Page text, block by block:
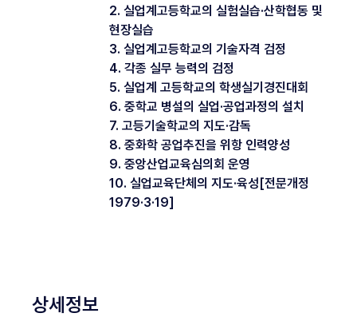
2. 실업계고등학교의 실험실습·산학협동 및
현장실습
3. 실업계고등학교의 기술자격 검정
4. 각종 실무 능력의 검정
5. 실업계 고등학교의 학생실기경진대회
6. 중학교 병설의 실업·공업과정의 설치
7. 고등기술학교의 지도·감독
8. 중화학 공업추진을 위항 인력양성
9. 중앙산업교육심의회 운영
10. 실업교육단체의 지도·육성[전문개정
1979·3·19]
상세정보